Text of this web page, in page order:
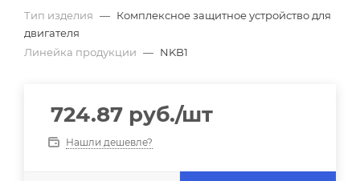
Тип изделия — Комплексное защитное устройство для
двигателя
Линейка продукции — NKB1
724.87 руб./шт
Нашли дешевле?